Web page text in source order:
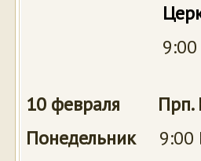
Церкви
9:00
10 февраля Прп.
Понедельник 9:00